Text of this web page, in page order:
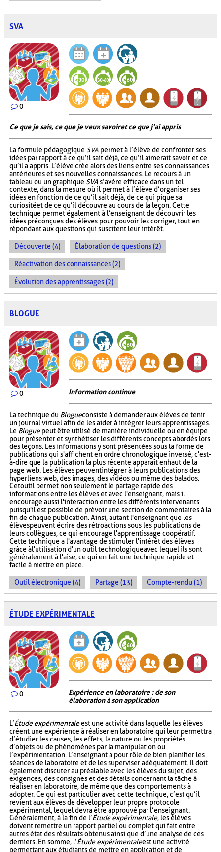
SVA
0
Ce que je sais, ce que je veux savoir et ce que j’ai appris
La formule pédagogique SVA permet à l’élève de confronter ses
idées par rapport à ce qu’il sait déjà, ce qu’il aimerait savoir et ce
qu’il a appris. L’élève crée alors des liens entre ses connaissances
antérieures et ses nouvelles connaissances. Le recours à un
tableau ou un graphique SVA s’avère efficace dans un tel
contexte, dans la mesure où il permet à l’élève d’organiser ses
idées en fonction de ce qu’il sait déjà, de ce qui pique sa
curiosité et de ce qu’il découvre au cours de la leçon. Cette
technique permet également à l’enseignant de découvrir les
idées préconçues des élèves pour pouvoir les corriger, tout en
répondant aux questions qui suscitent leur intérêt.
Découverte (4) Élaboration de questions (2)
Réactivation des connaissances (2)
Évolution des apprentissages (2)
BLOGUE
0 Information continue
La technique du Blogueconsiste à demander aux élèves de tenir
un journal virtuel afin de les aider à intégrer leurs apprentissages.
Le Bloguepeut être utilisé de manière individuelle ou en équipe
pour présenter et synthétiser les différents concepts abordés lors
des leçons. Les informations y sont présentées sous la forme de
publications qui s'affichent en ordre chronologique inversé, c'est-
à-dire que la publication la plus récente apparaît en haut de la
page web. Les élèves peuvent intégrer à leurs publications des
hyperliens web, des images, des vidéos ou même des balados.
Cet outil permet non seulement le partage rapide des
informations entre les élèves et avec l'enseignant, mais il
encourage aussi l'interaction entre les différents intervenants
puisqu'il est possible de prévoir une section de commentaires à la
fin de chaque publication. Ainsi, autant l'enseignant que les
élèves peuvent écrire des rétroactions sous les publications de
leurs collègues, ce qui encourage l'apprentissage coopératif.
Cette technique a l'avantage de stimuler l'intérêt des élèves
grâce à l'utilisation d'un outil technologique avec lequel ils sont
généralement à l'aise, ce qui en fait une technique rapide et
facile à mettre en place.
Outil électronique (4) Partage (13) Compte-rendu (1)
ÉTUDE EXPÉRIMENTALE
0
Expérience en laboratoire : de son
élaboration à son application
L’Étude expérimentaleest une activité dans laquelle les élèves
créent une expérience à réaliser en laboratoire qui leur permettra
d’étudier les causes, les effets, la nature ou les propriétés
d’objets ou de phénomènes par la manipulation ou
l’expérimentation. L’enseignant a pour rôle de bien planifier les
séances de laboratoire et de les superviser adéquatement. Il doit
également discuter au préalable avec les élèves du sujet, des
exigences, des consignes et des détails concernant la tâche à
réaliser en laboratoire, de même que des comportements à
adopter. Ce qui est particulier avec cette technique, c’est qu’il
revient aux élèves de développer leur propre protocole
expérimental, lequel devra être approuvé par l’enseignant.
Généralement, à la fin de l’Étude expérimentale, les élèves
doivent remettre un rapport partiel ou complet qui fait entre
autres état des résultats obtenus ainsi que d’une analyse de ces
derniers. En somme, l’Étude expérimentaleest une activité
permettant aux étudiants de mettre en application et de